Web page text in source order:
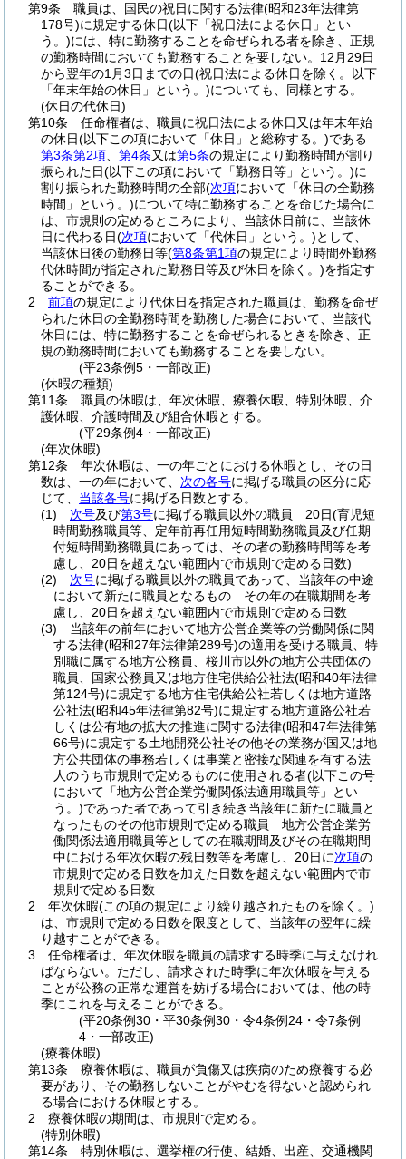
第9条
職員は、国民の祝日に関する法律(昭和23年法律第
178号)に規定する休日(以下「祝日法による休日」とい
う。)には、特に勤務することを命ぜられる者を除き、正規
の勤務時間においても勤務することを要しない。 12月29日
から翌年の1月3日までの日(祝日法による休日を除く。以下
「年末年始の休日」という。)についても、同様とする。
(休日の代休日)
第10条
任命権者は、職員に祝日法による休日又は年末年始
の休日(以下この項において「休日」と総称する。)である
第3条第2項
第4条又は第5条の規定により勤務時間が割り
振られた日(以下この項において「勤務日等」という。)に
割り振られた勤務時間の全部(次項において「休日の全勤務
時間」という。)について特に勤務することを命じた場合に
は、市規則の定めるところにより、当該休日前に、当該休
日に代わる日(次項において「代休日」という。)として、
当該休日後の勤務日等(第8条第1項の規定により時間外勤務
代休時間が指定された勤務日等及び休日を除く。)を指定す
ることができる。
2
前項の規定により代休日を指定された職員は、勤務を命ぜ
られた休日の全勤務時間を勤務した場合において、当該代
休日には、特に勤務することを命ぜられるときを除き、正
規の勤務時間においても勤務することを要しない。
(平23条例5・一部改正)
(休暇の種類)
第11条
職員の休暇は、年次休暇、療養休暇、特別休暇、介
護休暇、介護時間及び組合休暇とする。
(平29条例4・一部改正)
(年次休暇)
第12条
年次休暇は、一の年ごとにおける休暇とし、その日
数は、一の年において、 次の各号に掲げる職員の区分に応
じて、 当該各号に掲げる日数とする。
(1)
次号及び第3号に掲げる職員以外の職員 20日(育児短
時間勤務職員等、定年前再任用短時間勤務職員及び任期
付短時間勤務職員にあっては、その者の勤務時間等を考
慮し、20日を超えない範囲内で市規則で定める日数)
(2)
次号に掲げる職員以外の職員であって、当該年の中途
において新たに職員となるもの その年の在職期間を考
慮し、20日を超えない範囲内で市規則で定める日数
(3)
当該年の前年において地方公営企業等の労働関係に関
する法律(昭和27年法律第289号)の適用を受ける職員、特
別職に属する地方公務員、桜川市以外の地方公共団体の
職員、国家公務員又は地方住宅供給公社法(昭和40年法律
第124号)に規定する地方住宅供給公社若しくは地方道路
公社法(昭和45年法律第82号)に規定する地方道路公社若
しくは公有地の拡大の推進に関する法律(昭和47年法律第
66号)に規定する土地開発公社その他その業務が国又は地
方公共団体の事務若しくは事業と密接な関連を有する法
人のうち市規則で定めるものに使用される者(以下この号
において「地方公営企業労働関係法適用職員等」とい
う。)であった者であって引き続き当該年に新たに職員と
なったものその他市規則で定める職員 地方公営企業労
働関係法適用職員等としての在職期間及びその在職期間
中における年次休暇の残日数等を考慮し、20日に次項の
市規則で定める日数を加えた日数を超えない範囲内で市
規則で定める日数
2
年次休暇(この項の規定により繰り越されたものを除く。)
は、市規則で定める日数を限度として、当該年の翌年に繰
り越すことができる。
3
任命権者は、年次休暇を職員の請求する時季に与えなけれ
ばならない。 ただし、請求された時季に年次休暇を与える
ことが公務の正常な運営を妨げる場合においては、他の時
季にこれを与えることができる。
(平20条例30・平30条例30・令4条例24・令7条例
4・一部改正)
(療養休暇)
第13条
療養休暇は、職員が負傷又は疾病のため療養する必
要があり、その勤務しないことがやむを得ないと認められ
る場合における休暇とする。
2
療養休暇の期間は、市規則で定める。
(特別休暇)
第14条
特別休暇は、選挙権の行使、結婚、出産、交通機関